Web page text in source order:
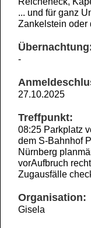
... und für ganz
Zankelstein oder
-
27.10.2025
Treffpunkt:
08:25 Parkplatz
dem S-Bahnhof
Nürnberg
vorAufbruch
Zugausfälle
Organisation:
Gisela